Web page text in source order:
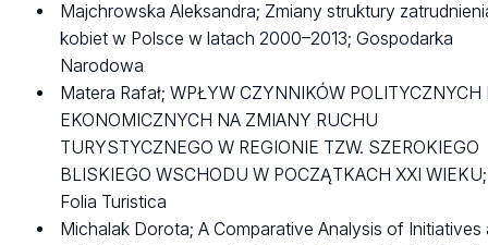
Majchrowska Aleksandra; Zmiany struktury
kobiet w Polsce w latach 2000–2013; Gospodarka
Narodowa
Matera Rafał; WPŁYW CZYNNIKÓW POLITYCZNYCH
EKONOMICZNYCH NA ZMIANY RUCHU
TURYSTYCZNEGO W REGIONIE TZW. SZEROKIEGO
BLISKIEGO WSCHODU W POCZĄTKACH XXI WIEKU;
Folia Turistica
Michalak Dorota; A Comparative Analysis of Initiatives